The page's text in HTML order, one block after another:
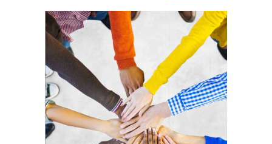
La prévention des conflits
d’intérêts
18 septembre 2023
FEUILLETER